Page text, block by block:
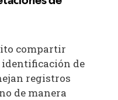
compartir
de
registros
de manera